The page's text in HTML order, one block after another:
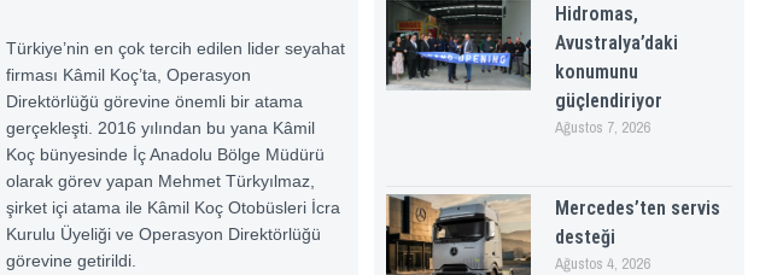
Türkiye’nin en çok tercih edilen lider seyahat
firması Kâmil Koç’ta, Operasyon
Direktörlüğü görevine önemli bir atama
gerçekleşti. 2016 yılından bu yana Kâmil
Koç bünyesinde İç Anadolu Bölge Müdürü
olarak görev yapan Mehmet Türkyılmaz,
şirket içi atama ile Kâmil Koç Otobüsleri İcra
Kurulu Üyeliği ve Operasyon Direktörlüğü
görevine getirildi.
Hidromas,
Avustralya’daki
konumunu
güçlendiriyor
Ağustos 7, 2026
Mercedes’ten servis
desteği
Ağustos 4, 2026